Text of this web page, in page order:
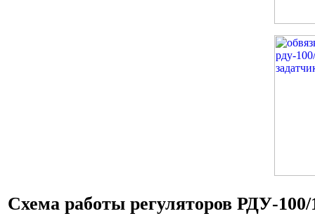
Схема работы регуляторов РДУ-